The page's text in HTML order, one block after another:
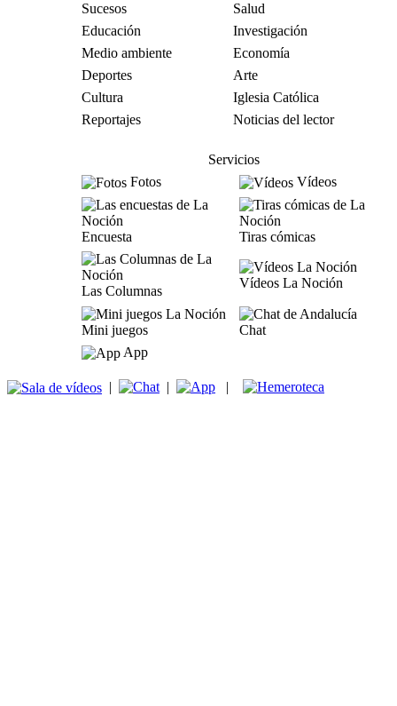
Sucesos
Salud
Educación
Investigación
Medio ambiente
Economía
Deportes
Arte
Cultura
Iglesia Católica
Reportajes
Noticias del lector
Servicios
Fotos
Vídeos
Encuesta Tiras cómicas
Las Columnas
Vídeos La Noción
Mini juegos
Chat
App
| | |